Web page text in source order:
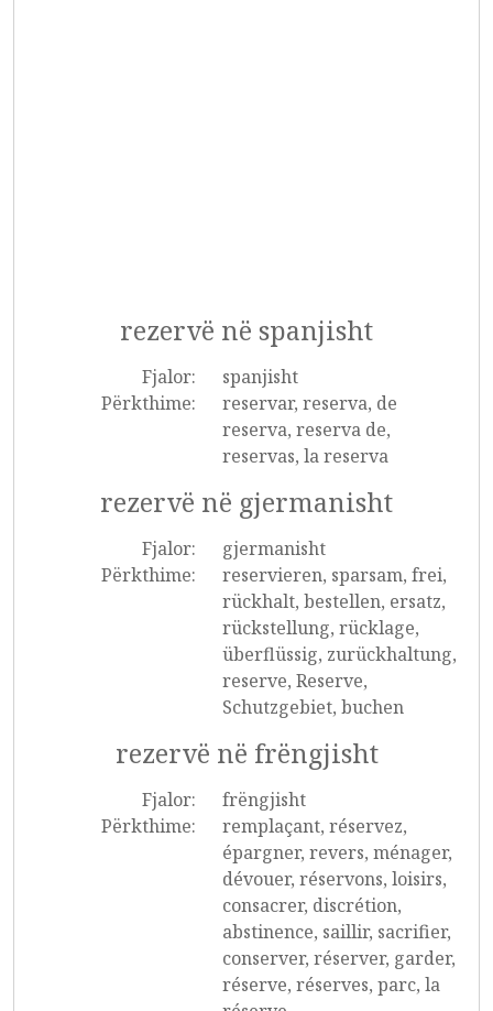
rezervë në spanjisht
Fjalor:
spanjisht
Përkthime:
reservar, reserva, de
reserva, reserva de,
reservas, la reserva
rezervë në gjermanisht
Fjalor:
gjermanisht
Përkthime:
reservieren, sparsam, frei,
rückhalt, bestellen, ersatz,
rückstellung, rücklage,
überflüssig, zurückhaltung,
reserve, Reserve,
Schutzgebiet, buchen
rezervë në frëngjisht
Fjalor:
frëngjisht
Përkthime:
remplaçant, réservez,
épargner, revers, ménager,
dévouer, réservons, loisirs,
consacrer, discrétion,
abstinence, saillir, sacrifier,
conserver, réserver, garder,
réserve, réserves, parc, la